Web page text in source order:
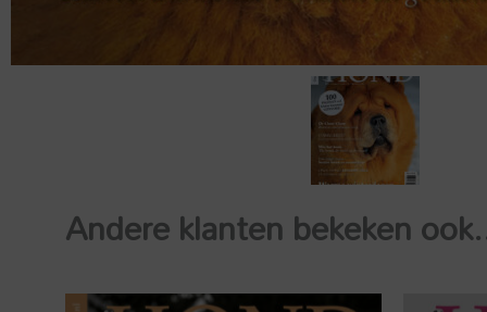
Andere klanten bekeken